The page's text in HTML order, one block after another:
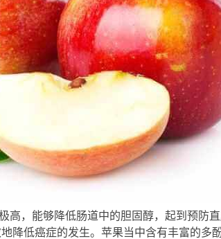
，能够降低肠道中的胆固醇，起到预防
低癌症的发生。苹果当中含有丰富的多